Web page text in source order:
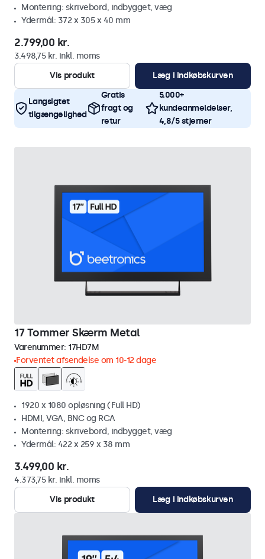
Montering: skrivebord, indbygget, væg
Ydermål: 372 x 305 x 40 mm
2.799,00 kr.
3.498,75 kr. inkl. moms
Vis produkt
Læg i indkøbskurven
Langsigtet
tilgængelighed
Gratis
fragt og
retur
5.000+
kundeanmeldelser,
4,8/5 stjerner
17 Tommer Skærm Metal
Varenummer: 17HD7M
Forventet afsendelse om 10-12 dage
1920 x 1080 opløsning (Full HD)
HDMI, VGA, BNC og RCA
Montering: skrivebord, indbygget, væg
Ydermål: 422 x 259 x 38 mm
3.499,00 kr.
4.373,75 kr. inkl. moms
Vis produkt
Læg i indkøbskurven